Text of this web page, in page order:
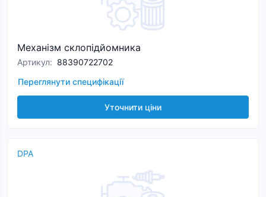
Механізм склопідйомника
Артикул: 88390722702
Переглянути специфікації
Уточнити ціни
DPA